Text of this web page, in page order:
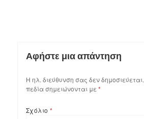
Αφήστε μια απάντηση
Η ηλ. διεύθυνση σας δεν δημοσιεύεται.
πεδία σημειώνονται με *
Σχόλιο *